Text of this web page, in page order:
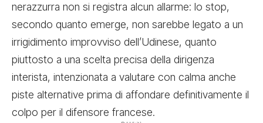
nerazzurra non si registra alcun allarme: lo stop,
secondo quanto emerge, non sarebbe legato a un
irrigidimento improvviso dell’Udinese, quanto
piuttosto a una scelta precisa della dirigenza
interista, intenzionata a valutare con calma anche
piste alternative prima di affondare definitivamente il
colpo per il difensore francese.